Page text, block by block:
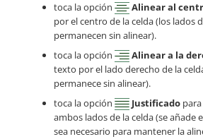
toca la opción
Alinear al
por el centro de la celda (los lados
permanecen sin alinear).
toca la opción
Alinear a la
texto por el lado derecho de la
permanece sin alinear).
toca la opción
Justificado
ambos lados de la celda (se añade
sea necesario para mantener la